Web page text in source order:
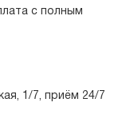
с полным
1/7, приём 24/7